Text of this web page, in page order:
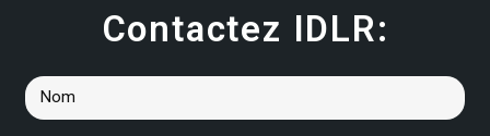
Contactez IDLR: